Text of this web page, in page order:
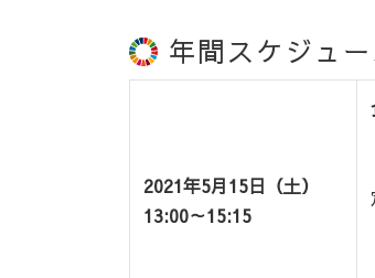
年間スケジュ
2021年5月15日（土）
13:00～15:15